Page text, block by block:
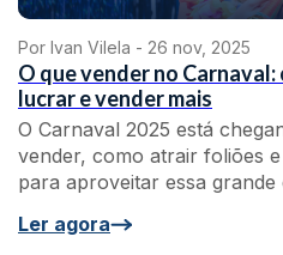
Por Ivan Vilela - 26 nov, 2025
O que vender no
lucrar e vender mais
O Carnaval 2025 está
vender, como atrair foliões
para aproveitar essa grande
Ler agora